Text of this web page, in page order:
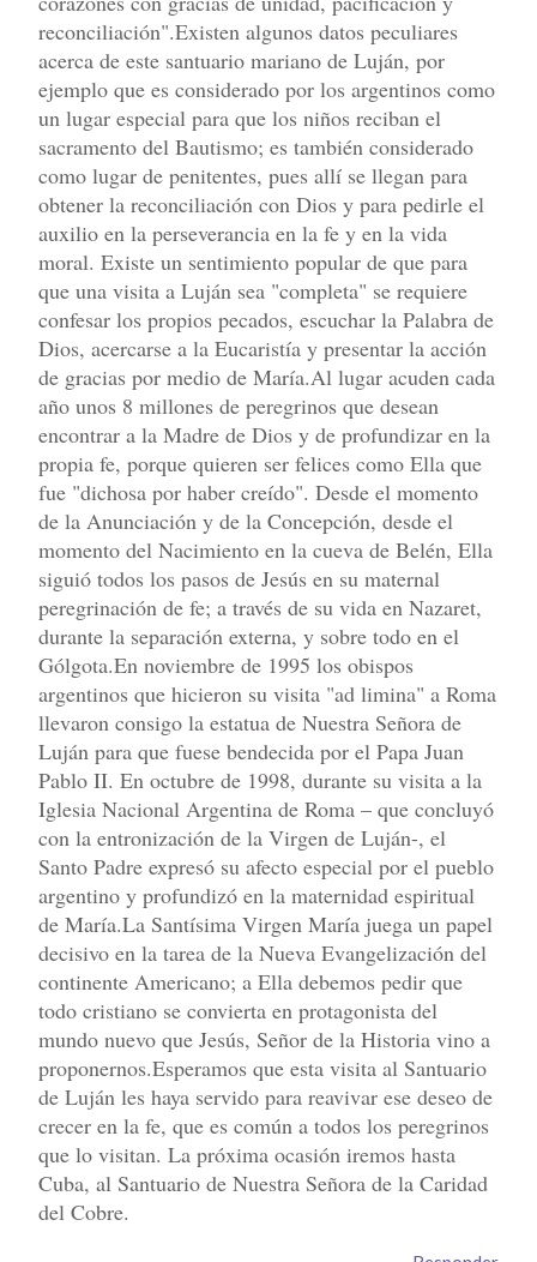
reconciliación".Existen algunos datos peculiares
acerca de este santuario mariano de Luján, por
ejemplo que es considerado por los argentinos como
un lugar especial para que los niños reciban el
sacramento del Bautismo; es también considerado
como lugar de penitentes, pues allí se llegan para
obtener la reconciliación con Dios y para pedirle el
auxilio en la perseverancia en la fe y en la vida
moral. Existe un sentimiento popular de que para
que una visita a Luján sea "completa" se requiere
confesar los propios pecados, escuchar la Palabra de
Dios, acercarse a la Eucaristía y presentar la acción
de gracias por medio de María.Al lugar acuden cada
año unos 8 millones de peregrinos que desean
encontrar a la Madre de Dios y de profundizar en la
propia fe, porque quieren ser felices como Ella que
fue "dichosa por haber creído". Desde el momento
de la Anunciación y de la Concepción, desde el
momento del Nacimiento en la cueva de Belén, Ella
siguió todos los pasos de Jesús en su maternal
peregrinación de fe; a través de su vida en Nazaret,
durante la separación externa, y sobre todo en el
Gólgota.En noviembre de 1995 los obispos
argentinos que hicieron su visita "ad limina" a Roma
llevaron consigo la estatua de Nuestra Señora de
Luján para que fuese bendecida por el Papa Juan
Pablo II. En octubre de 1998, durante su visita a la
Iglesia Nacional Argentina de Roma – que concluyó
con la entronización de la Virgen de Luján-, el
Santo Padre expresó su afecto especial por el pueblo
argentino y profundizó en la maternidad espiritual
de María.La Santísima Virgen María juega un papel
decisivo en la tarea de la Nueva Evangelización del
continente Americano; a Ella debemos pedir que
todo cristiano se convierta en protagonista del
mundo nuevo que Jesús, Señor de la Historia vino a
proponernos.Esperamos que esta visita al Santuario
de Luján les haya servido para reavivar ese deseo de
crecer en la fe, que es común a todos los peregrinos
que lo visitan. La próxima ocasión iremos hasta
Cuba, al Santuario de Nuestra Señora de la Caridad
del Cobre.